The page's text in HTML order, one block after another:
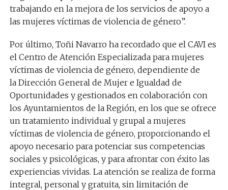
trabajando en la mejora de los servicios de apoyo a
las mujeres víctimas de violencia de género”.
Por último, Toñi Navarro ha recordado que el CAVIes
el Centro de Atención Especializada para mujeres
víctimas de violencia de género, dependiente de
la Dirección General de Mujer e Igualdad de
Oportunidades y gestionados en colaboración con
los Ayuntamientos de la Región, en los que se ofrece
un tratamiento individual y grupal a mujeres
víctimas de violencia de género, proporcionando el
apoyo necesario para potenciar sus competencias
sociales y psicológicas, y para afrontar con éxito las
experiencias vividas. La atención se realiza de forma
integral, personal y gratuita, sin limitación de